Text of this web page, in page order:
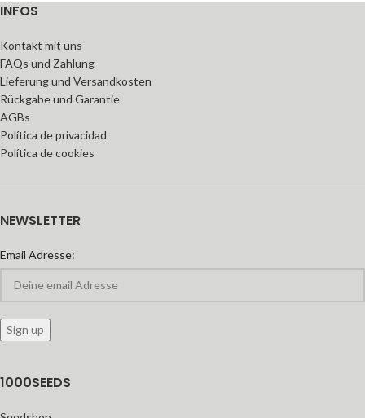
INFOS
Kontakt mit uns
FAQs und Zahlung
Lieferung und Versandkosten
Rückgabe und Garantie
AGBs
Política de privacidad
Política de cookies
NEWSLETTER
Email Adresse:
1000SEEDS